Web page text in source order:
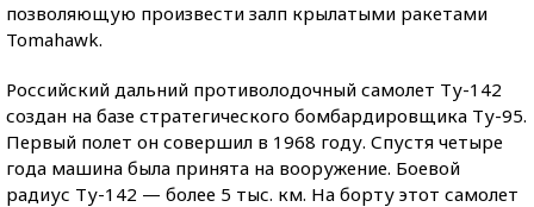
позволяющую произвести залп крылатыми ракетами
Tomahawk.
Российский дальний противолодочный самолет Ту-142
создан на базе стратегического бомбардировщика Ту-95.
Первый полет он совершил в 1968 году. Спустя четыре
года машина была принята на вооружение. Боевой
радиус Ту-142 — более 5 тыс. км. На борту этот самолет